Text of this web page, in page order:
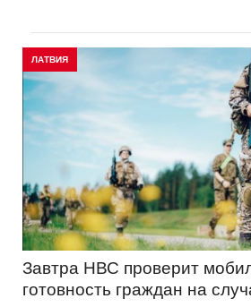
ЛАТВИЯ
Завтра НВС проверит
готовность граждан на